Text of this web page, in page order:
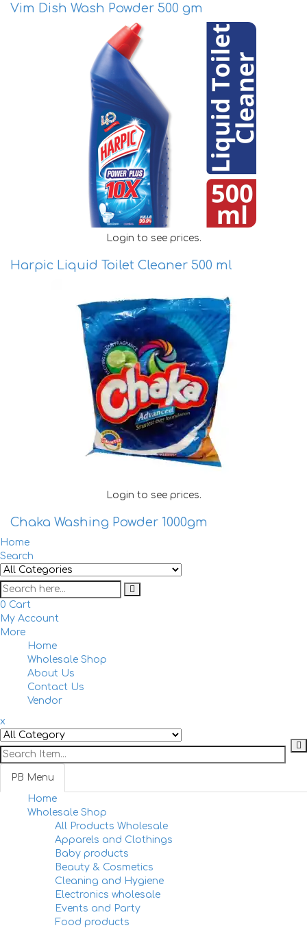
Vim Dish Wash Powder 500 gm
Login to see prices.
Harpic Liquid Toilet Cleaner 500 ml
Login to see prices.
Chaka Washing Powder 1000gm
Home
Search
0 Cart
My Account
More
Home
Wholesale Shop
About Us
Contact Us
Vendor
x
PB Menu
Home
Wholesale Shop
All Products Wholesale
Apparels and Clothings
Baby products
Beauty & Cosmetics
Cleaning and Hygiene
Electronics wholesale
Events and Party
Food products